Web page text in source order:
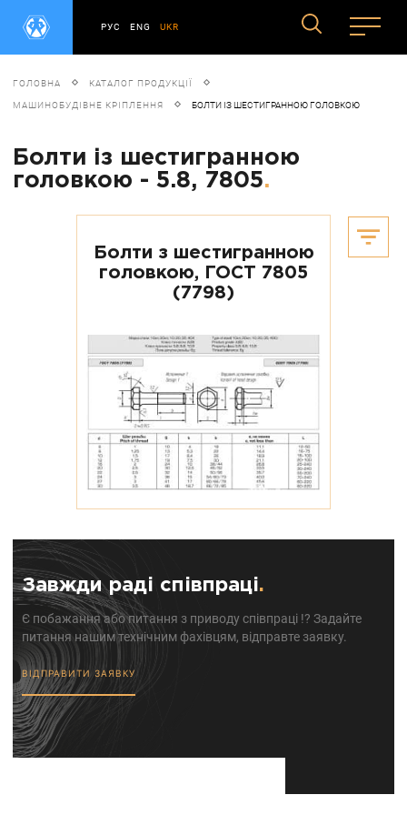
РУС ENG UKR
ГОЛОВНА КАТАЛОГ ПРОДУКЦІЇ
МАШИНОБУДІВНЕ КРІПЛЕННЯ БОЛТИ ІЗ ШЕСТИГРАННОЮ ГОЛОВКОЮ
Болти із шестигранною
головкою - 5.8, 7805.
Болти з шестигранною
головкою, ГОСТ 7805
(7798)
Завжди раді співпраці.
Є побажання або питання з приводу співпраці !? Задайте
питання нашим технічним фахівцям, відправте заявку.
ВІДПРАВИТИ ЗАЯВКУ